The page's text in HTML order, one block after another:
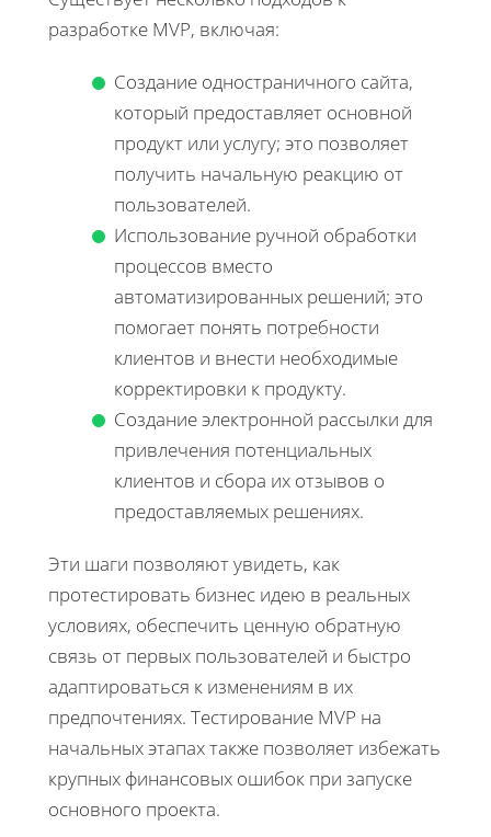
разработке MVP, включая:
Создание одностраничного сайта,
который предоставляет основной
продукт или услугу; это позволяет
получить начальную реакцию от
пользователей.
Использование ручной обработки
процессов вместо
автоматизированных решений; это
помогает понять потребности
клиентов и внести необходимые
корректировки к продукту.
Создание электронной рассылки для
привлечения потенциальных
клиентов и сбора их отзывов о
предоставляемых решениях.
Эти шаги позволяют увидеть, как
протестировать бизнес идею в реальных
условиях, обеспечить ценную обратную
связь от первых пользователей и быстро
адаптироваться к изменениям в их
предпочтениях. Тестирование MVP на
начальных этапах также позволяет избежать
крупных финансовых ошибок при запуске
основного проекта.